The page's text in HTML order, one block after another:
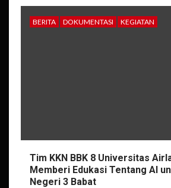
BERITA DOKUMENTASI KEGIATAN
Tim KKN BBK 8 Universitas
Memberi Edukasi Tentang AI
Negeri 3 Babat